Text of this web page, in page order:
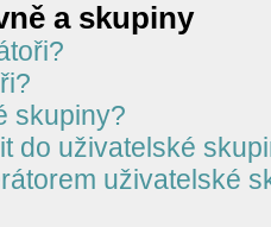
a skupiny
skupiny?
do uživatelské
uživatelské